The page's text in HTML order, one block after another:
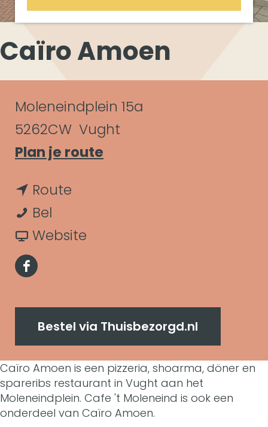
Caïro Amoen
C
o
n
t
a
c
t
Moleneindplein 15a
5262CW Vught
Plan je route
r
o
A
m
o
Route
a
a
ï
r
o
A
m
Bel
a
o
A
m
o
e
n
Website
C
a
ï
r
o
A
F
e
b
o
o
Bestel via Thuisbezorgd.nl
Caïro Amoen is een pizzeria, shoarma, döner en
spareribs restaurant in Vught aan het
Moleneindplein. Cafe 't Moleneind is ook een
onderdeel van Caïro Amoen.